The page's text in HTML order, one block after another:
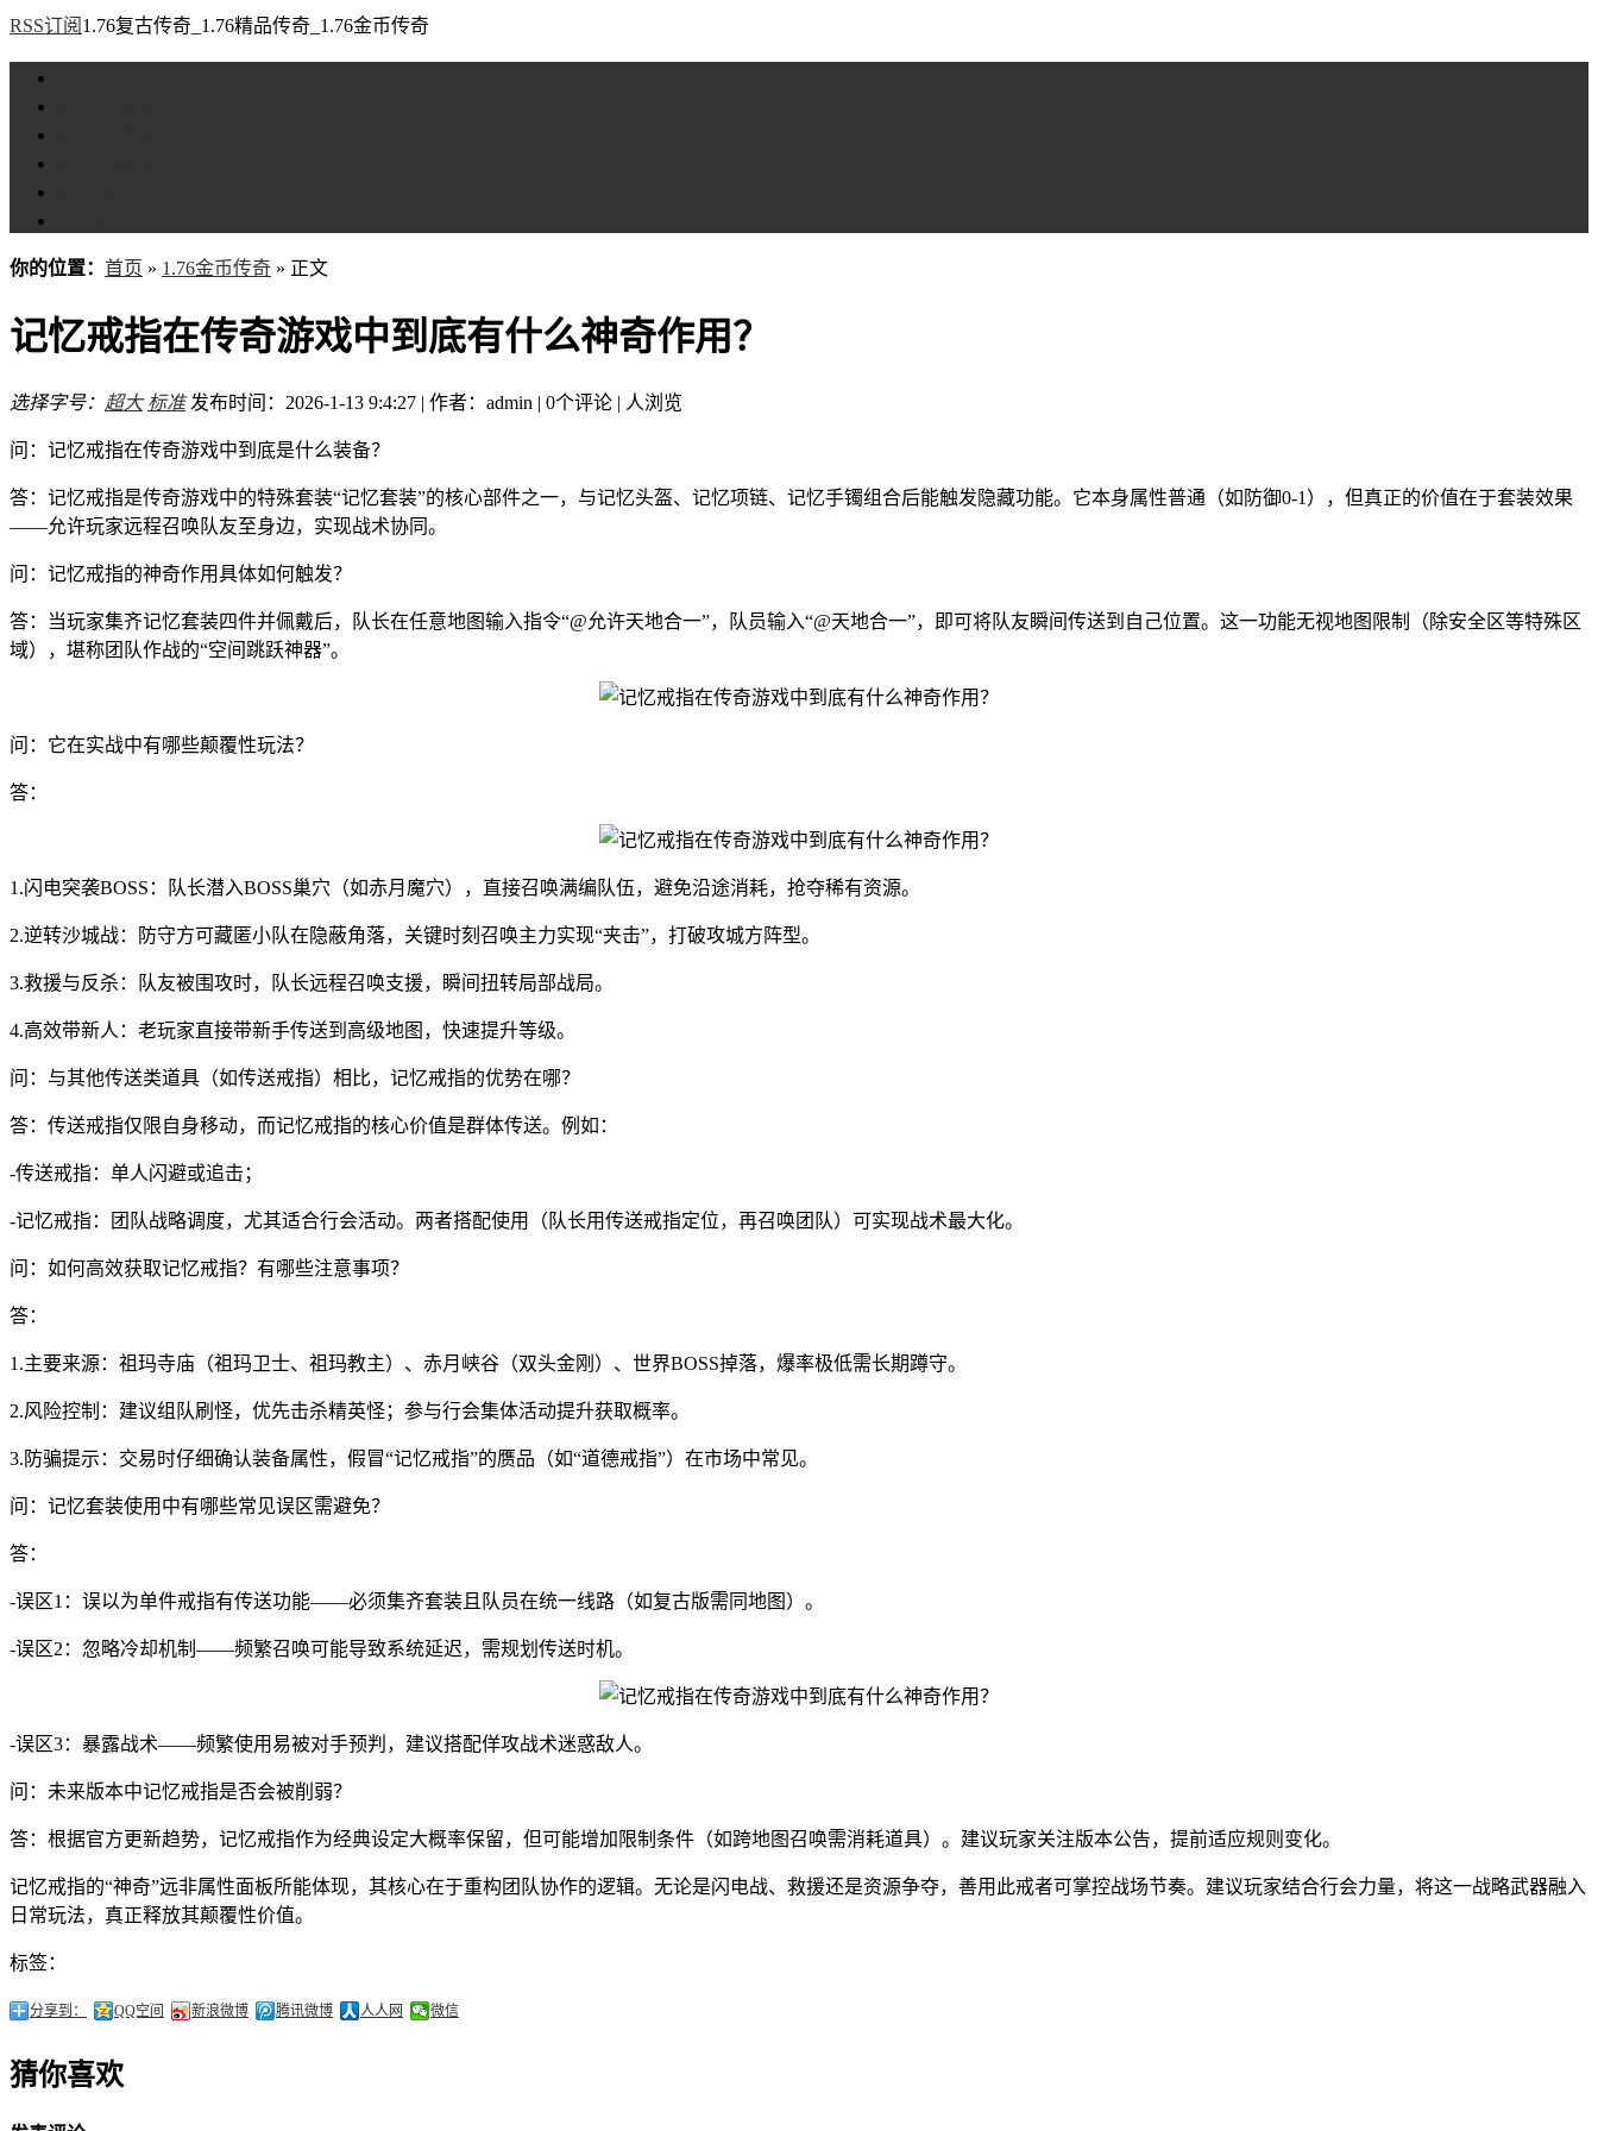
RSS订阅 1.76复古传奇_1.76精品传奇_1.76金币传奇
你的位置： 首页 » 1.76金币传奇 » 正文
记忆戒指在传奇游戏中到底有什么神奇作用？
选择字号： 超大 标准 发布时间：2026-1-13 9:4:27 | 作者：admin | 0个评论 | 人浏览
问：记忆戒指在传奇游戏中到底是什么装备？
答：记忆戒指是传奇游戏中的特殊套装“记忆套装”的核心部件之一，与记忆头盔、记忆项链、记忆手镯组合后能触发隐藏功能。它本身属性普通（如防御0-1），但真正的价值在于套装效果
——允许玩家远程召唤队友至身边，实现战术协同。
问：记忆戒指的神奇作用具体如何触发？
答：当玩家集齐记忆套装四件并佩戴后，队长在任意地图输入指令“@允许天地合一”，队员输入“@天地合一”，即可将队友瞬间传送到自己位置。这一功能无视地图限制（除安全区等特殊区
域），堪称团队作战的“空间跳跃神器”。
问：它在实战中有哪些颠覆性玩法？
答：
1.闪电突袭BOSS：队长潜入BOSS巢穴（如赤月魔穴），直接召唤满编队伍，避免沿途消耗，抢夺稀有资源。
2.逆转沙城战：防守方可藏匿小队在隐蔽角落，关键时刻召唤主力实现“夹击”，打破攻城方阵型。
3.救援与反杀：队友被围攻时，队长远程召唤支援，瞬间扭转局部战局。
4.高效带新人：老玩家直接带新手传送到高级地图，快速提升等级。
问：与其他传送类道具（如传送戒指）相比，记忆戒指的优势在哪？
答：传送戒指仅限自身移动，而记忆戒指的核心价值是群体传送。例如：
-传送戒指：单人闪避或追击；
-记忆戒指：团队战略调度，尤其适合行会活动。两者搭配使用（队长用传送戒指定位，再召唤团队）可实现战术最大化。
问：如何高效获取记忆戒指？有哪些注意事项？
答：
1.主要来源：祖玛寺庙（祖玛卫士、祖玛教主）、赤月峡谷（双头金刚）、世界BOSS掉落，爆率极低需长期蹲守。
2.风险控制：建议组队刷怪，优先击杀精英怪；参与行会集体活动提升获取概率。
3.防骗提示：交易时仔细确认装备属性，假冒“记忆戒指”的赝品（如“道德戒指”）在市场中常见。
问：记忆套装使用中有哪些常见误区需避免？
答：
-误区1：误以为单件戒指有传送功能——必须集齐套装且队员在统一线路（如复古版需同地图）。
-误区2：忽略冷却机制——频繁召唤可能导致系统延迟，需规划传送时机。
-误区3：暴露战术——频繁使用易被对手预判，建议搭配佯攻战术迷惑敌人。
问：未来版本中记忆戒指是否会被削弱？
答：根据官方更新趋势，记忆戒指作为经典设定大概率保留，但可能增加限制条件（如跨地图召唤需消耗道具）。建议玩家关注版本公告，提前适应规则变化。
记忆戒指的“神奇”远非属性面板所能体现，其核心在于重构团队协作的逻辑。无论是闪电战、救援还是资源争夺，善用此戒者可掌控战场节奏。建议玩家结合行会力量，将这一战略武器融入
日常玩法，真正释放其颠覆性价值。
标签：
分享到： QQ空间 新浪微博 腾讯微博 人人网 微信
猜你喜欢